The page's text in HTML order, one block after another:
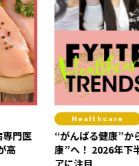
“心地よく整える健
期は運動・休養・血糖ケ